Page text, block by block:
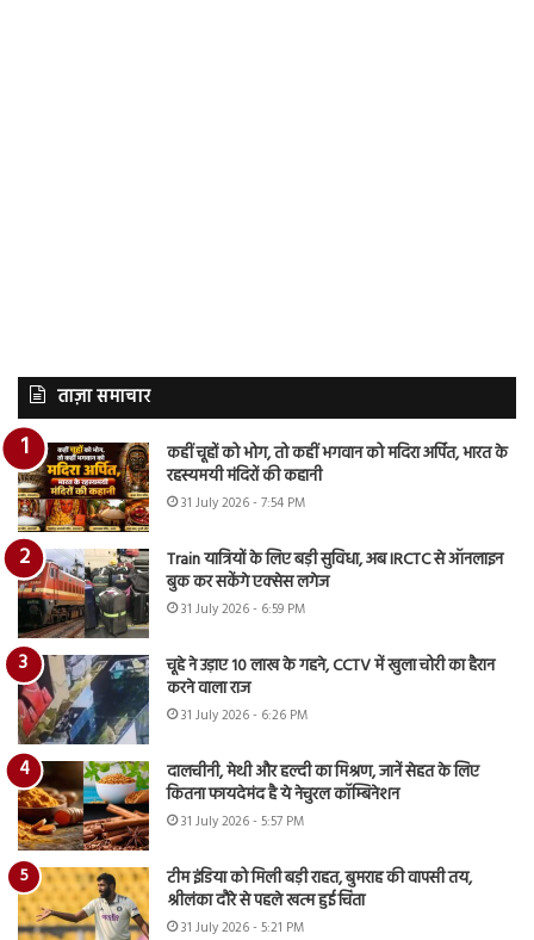
ताज़ा समाचार
कहीं चूहों को भोग, तो कहीं भगवान को मदिरा अर्पित, भारत के
रहस्यमयी मंदिरों की कहानी
31 July 2026 - 7:54 PM
Train यात्रियों के लिए बड़ी सुविधा, अब IRCTC से ऑनलाइन
बुक कर सकेंगे एक्सेस लगेज
31 July 2026 - 6:59 PM
चूहे ने उड़ाए 10 लाख के गहने, CCTV में खुला चोरी का हैरान
करने वाला राज
31 July 2026 - 6:26 PM
दालचीनी, मेथी और हल्दी का मिश्रण, जानें सेहत के लिए
कितना फायदेमंद है ये नेचुरल कॉम्बिनेशन
31 July 2026 - 5:57 PM
टीम इंडिया को मिली बड़ी राहत, बुमराह की वापसी तय,
श्रीलंका दौरे से पहले खत्म हुई चिंता
31 July 2026 - 5:21 PM